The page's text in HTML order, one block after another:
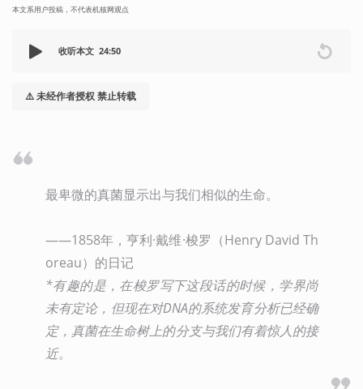
本文系用户投稿，不代表机核网观点
收听本文 24:50
⚠️ 未经作者授权 禁止转载
最卑微的真菌显示出与我们相似的生命。
——1858年，亨利·戴维·梭罗（Henry David Th
*有趣的是，在梭罗写下这段话的时候，学界尚
未有定论，但现在对DNA的系统发育分析已经确
定，真菌在生命树上的分支与我们有着惊人的接
近。